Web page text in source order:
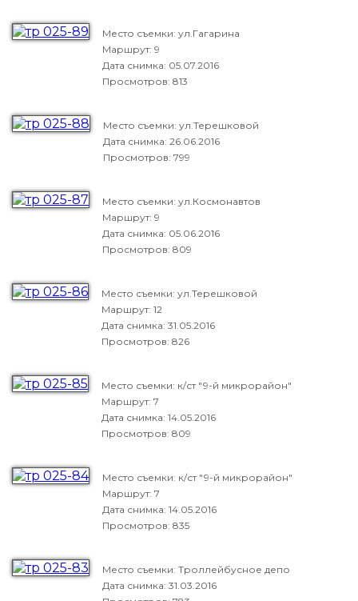
Место съемки: ул.Гагарина
Маршрут: 9
Дата снимка: 05.07.2016
Просмотров: 813
Место съемки: ул.Терешковой
Дата снимка: 26.06.2016
Просмотров: 799
Место съемки: ул.Космонавтов
Маршрут: 9
Дата снимка: 05.06.2016
Просмотров: 809
Место съемки: ул.Терешковой
Маршрут: 12
Дата снимка: 31.05.2016
Просмотров: 826
Место съемки: к/ст "9-й микрорайон"
Маршрут: 7
Дата снимка: 14.05.2016
Просмотров: 809
Место съемки: к/ст "9-й микрорайон"
Маршрут: 7
Дата снимка: 14.05.2016
Просмотров: 835
Место съемки: Троллейбусное депо
Дата снимка: 31.03.2016